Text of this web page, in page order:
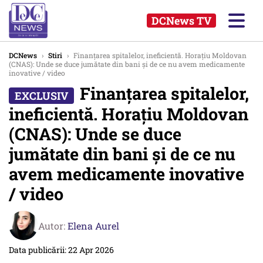
DCNews TV
DCNews › Stiri › Finanțarea spitalelor, ineficientă. Horațiu Moldovan
(CNAS): Unde se duce jumătate din bani și de ce nu avem medicamente
inovative / video
Finanțarea spitalelor,
ineficientă. Horațiu Moldovan
(CNAS): Unde se duce
jumătate din bani și de ce nu
avem medicamente inovative
/ video
Autor:Elena Aurel
Data publicării: 22 Apr 2026